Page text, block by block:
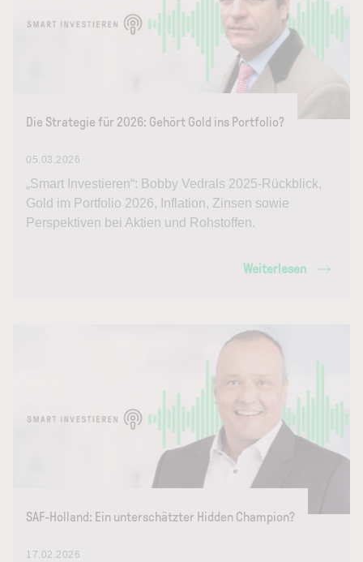
Die Strategie für 2026: Gehört Gold ins Portfolio?
05.03.2026
„Smart Investieren“: Bobby Vedrals 2025-Rückblick,
Gold im Portfolio 2026, Inflation, Zinsen sowie
Perspektiven bei Aktien und Rohstoffen.
Weiterlesen
SAF-Holland: Ein unterschätzter Hidden Champion?
17.02.2026